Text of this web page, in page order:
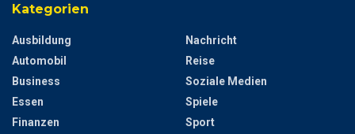
Kategorien
Ausbildung
Automobil
Business
Essen
Finanzen
Nachricht
Reise
Soziale Medien
Spiele
Sport